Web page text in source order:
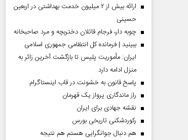
ارائه بیش از ۲ میلیون خدمت بهداشتی در اربعین
حسینی
چوبه دار، فرجام قاتلان دختربچه و مرد صاحبخانه
ببینید | فرمانده کل انتظامی جمهوری اسلامی
ایران­: مأموریت پلیس تا بازگشت آخرین زائر به
منزل ادامه دارد
پاسخ قانون به خشونت در قاب اینستاگرام
راز ماندگاری پرواز یک قهرمان
نقشه جهادی برای ایران
رکوردشکنی تاریخی بورس
هم دنبال جوانگرایی هستم هم نتیجه